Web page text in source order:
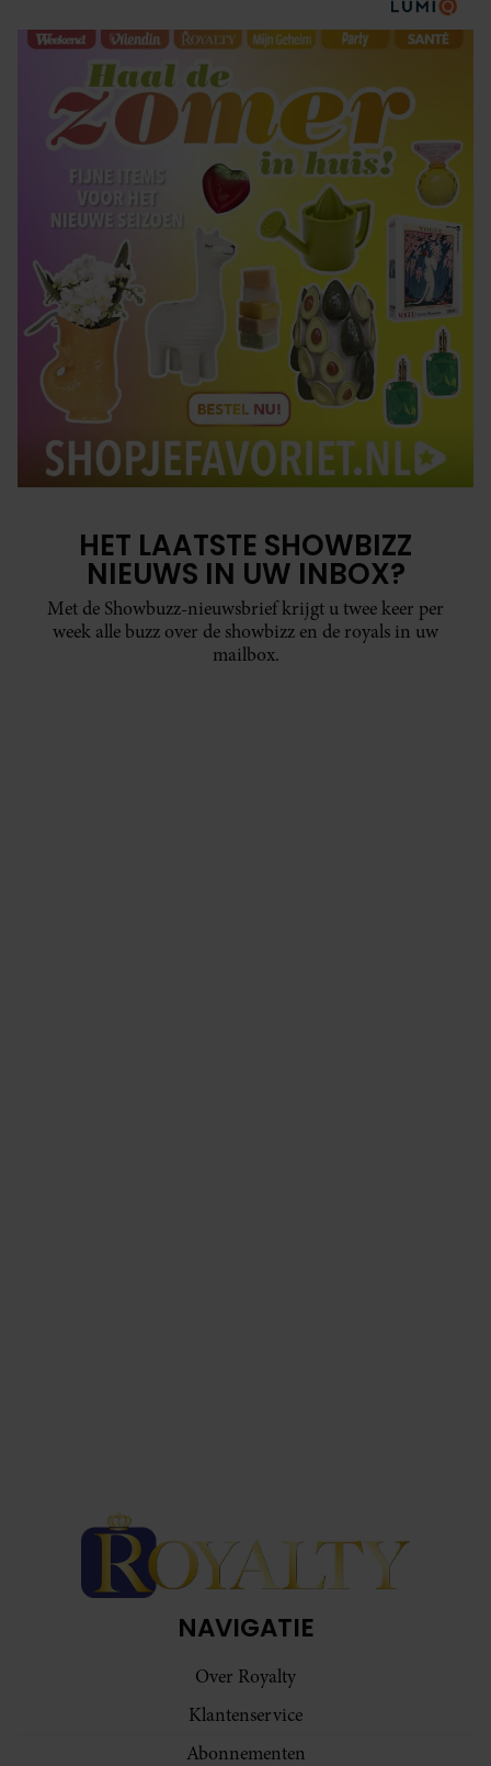
HET LAATSTE SHOWBIZZ
NIEUWS IN UW INBOX?
Met de Showbuzz-nieuwsbrief krijgt u twee keer per
week alle buzz over de showbizz en de royals in uw
mailbox.
NAVIGATIE
Over Royalty
Klantenservice
Abonnementen